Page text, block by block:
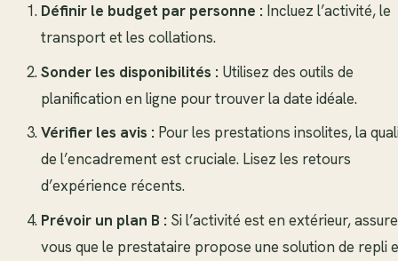
Définir le budget par personne : Incluez l’activité, le
transport et les collations.
Sonder les disponibilités : Utilisez des outils de
planification en ligne pour trouver la date idéale.
Vérifier les avis : Pour les prestations insolites, la
de l’encadrement est cruciale. Lisez les retours
d’expérience récents.
Prévoir un plan B : Si l’activité est en extérieur,
vous que le prestataire propose une solution de repli